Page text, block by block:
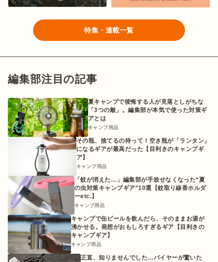
特集・連載一覧
編集部注目の記事
夏キャンプで後悔する人が見落としがちな
「3つの敵」。編集部が本気で使った対策ギ
アとは
キャンプ用品
その瓶、捨てるの待って！空き瓶が「ランタン」
になるギアが最高だった【目利きのキャンプギ
ア】
キャンプ用品
「蚊が消えた…」編集部が手放せなくなった“夏
の虫対策キャンプギア”10選【蚊取り線香ホルダ
ーetc.】
キャンプ用品
キャンプで缶ビールを飲んだら、そのままお湯が
沸かせる。発想がおもしろすぎるギア【目利きの
キャンプギア】
キャンプ用品
正直、知りませんでした…バイヤーが驚いた